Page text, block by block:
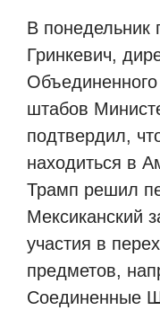
В понедельник
Гринкевич,
Объединенного
штабов
подтвердил,
находиться в
Трамп решил
Мексиканский
участия в
предметов,
Соединенные